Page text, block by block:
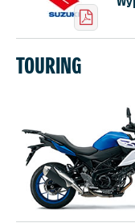
TOURING